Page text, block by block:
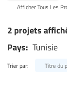
Thèmes
Afficher Tous Les
2 projets
Pays: Tunisie
Trier par: Titre du